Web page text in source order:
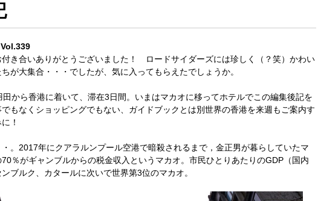
き合いありがとうございました！ ロードサイダーズには珍しく（？笑）かわい
が大集合・・・でしたが、気に入ってもらえたでしょうか。
田から香港に着いて、滞在3日間。いまはマカオに移ってホテルでこの編集後記を
もなくショッピングでもない、ガイドブックとは別世界の香港を来週もご案内す
！
。2017年にクアラルンプール空港で暗殺されるまで，金正男が暮らしていたマ
％がギャンブルからの税金収入というマカオ。市民ひとりあたりのGDP（国内
ブルク、カタールに次いで世界第3位のマカオ。